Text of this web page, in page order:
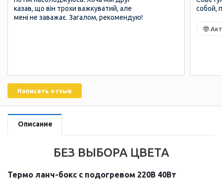
казав, що він трохи важкуватий, але
мені не заважає. Загалом, рекомендую!
собой,
🤓
Написать отзыв
Описание
БЕЗ ВЫБОРА ЦВЕТА
Термо ланч-бокс с подогревом 220В 40Вт